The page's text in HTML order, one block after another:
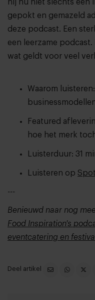
hij nu niet slechts een
gepokt en gemazeld
deze podcast. Een
een leerzame
wat geldt voor veel
Waarom
Featured
hoe het merk
Luisterduur: 31
Luisteren op
---
Benieuwd naar nog
Food Inspiration's
eventcatering en
Deel artikel